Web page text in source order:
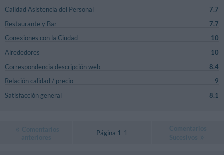
Calidad Asistencia del Personal
7.7
Restaurante y Bar
7.7
Conexiones con la Ciudad
10
Alrededores
10
Correspondencia descripción web
8.4
Relación calidad / precio
9
Satisfacción general
8.1
Página 1-1